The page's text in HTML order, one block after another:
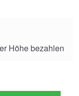
Höhe bezahlen